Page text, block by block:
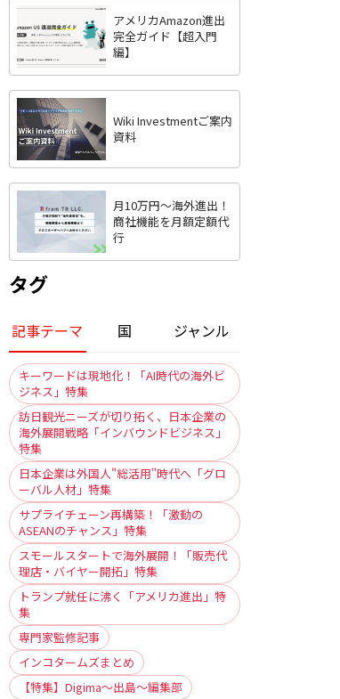
アメリカAmazon進出
完全ガイド【超入門
編】
Wiki Investmentご案内
資料
月10万円〜海外進出！
商社機能を月額定額代
行
タグ
記事テーマ 国 ジャンル
キーワードは現地化！「AI時代の海外ビ
ジネス」特集
訪日観光ニーズが切り拓く、日本企業の
海外展開戦略「インバウンドビジネス」
特集
日本企業は外国人"総活用"時代へ「グロ
ーバル人材」特集
サプライチェーン再構築！「激動の
ASEANのチャンス」特集
スモールスタートで海外展開！「販売代
理店・バイヤー開拓」特集
トランプ就任に沸く「アメリカ進出」特
集
専門家監修記事
インコタームズまとめ
【特集】Digima〜出島〜編集部